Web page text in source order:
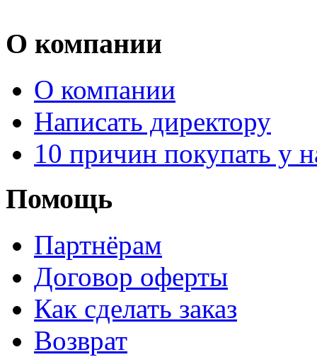
О компании
О компании
Написать директору
10 причин покупать у
Помощь
Партнёрам
Договор оферты
Как сделать заказ
Возврат